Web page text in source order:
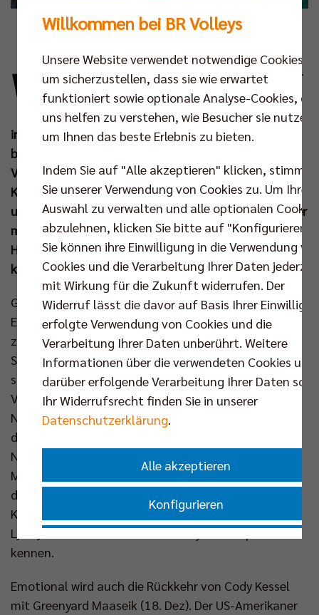
Foto: Andreas Gora
W enn sich die Berlin Recycling Volleys in der
CEV Champions League mit Topteams
aus ganz Europa messen, entwickelt sich
in der Max-Schmeling-Halle stets eine ganz
besondere Energie. Mitte November startet der
Viertelfinalist der Vorsaison in seine dreizehnte
Königsklassen-Spielzeit in Serie. Das Berliner Team
und seine Fans dürfen sich auf drei attraktive Gegner
mit bekannten Gesichtern freuen. Wer keines der
Heimspiele in der Gruppenphase verpassen möchte,
kann sich jetzt den CHAMPIONS PASS sichern.
Gleich drei Spieler, die mit den BR Volleys große
Erfolge feierten, kehren mit ihren aktuellen Vereinen
zu Champions-League-Matches in die Max-
Schmeling-Halle zurück. Bei jedem Gruppengegner
spielt ein Deutscher Meister. Zuerst kommt ACH
Volley Ljubljana mit Saso Stalekar nach Berlin (12.
Nov). Der 2.14-Meter-Riese wechselte im Sommer in
die slowenische Heimat und ist dort als
Nationalspieler einer der Topakteure in der
Mannschaft. Der Champion aus dem Land des
dreifachen Vize-Europameisters ist Dauergast in der
Königsklasse. So lernte auch Kyle Dagostino im
Ljubljana-Trikot bereits den Volleyballtempel
kennen.
Emotional wird auch die Rückkehr von Cody Kessel
mit Greenyard Maaseik (18. Dez). Der US-Amerikaner
Willkommen bei BR Volleys
Unsere Website verwendet notwendige Cookies,
um sicherzustellen, dass sie wie erwartet
funktioniert sowie optionale Analyse-Cookies, die
uns helfen zu verstehen, wie Besucher sie nutzen,
um Ihnen das beste Erlebnis zu bieten.
Indem Sie auf "Alle akzeptieren" klicken, stimmen
Sie unserer Verwendung von Cookies zu. Um Ihre
Auswahl zu verwalten und alle optionalen Cookies
abzulehnen, klicken Sie bitte auf "Konfigurieren".
Sie können ihre Einwilligung in die Verwendung
Cookies und die Verarbeitung Ihrer Daten
mit Wirkung für die Zukunft widerrufen. Der
Widerruf lässt die davor auf Basis Ihrer
erfolgte Verwendung von Cookies und die
Verarbeitung Ihrer Daten unberührt. Weitere
Informationen über die verwendeten Cookies und
darüber erfolgende Verarbeitung Ihrer Daten
Ihr Widerrufsrecht finden Sie in unserer
Datenschutzerklärung.
Alle akzeptieren
Konfigurieren
Nur essenzielle Cookies akzeptieren
Impressum|Datenschutzerklärung